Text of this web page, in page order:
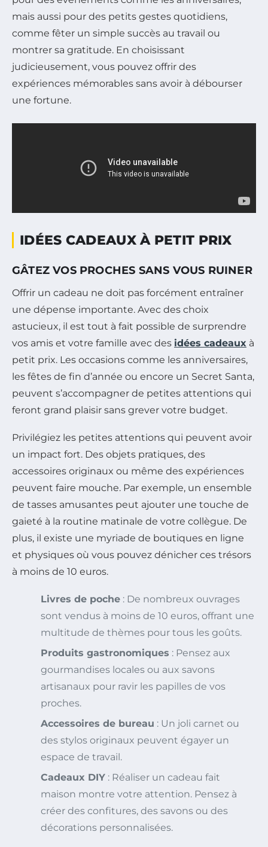
mais aussi pour des petits gestes quotidiens,
comme fêter un simple succès au travail ou
montrer sa gratitude. En choisissant
judicieusement, vous pouvez offrir des
expériences mémorables sans avoir à débourser
une fortune.
IDÉES CADEAUX À PETIT PRIX
GÂTEZ VOS PROCHES SANS VOUS RUINER
Offrir un cadeau ne doit pas forcément entraîner
une dépense importante. Avec des choix
astucieux, il est tout à fait possible de surprendre
vos amis et votre famille avec des idées cadeaux à
petit prix. Les occasions comme les anniversaires,
les fêtes de fin d’année ou encore un Secret Santa,
peuvent s’accompagner de petites attentions qui
feront grand plaisir sans grever votre budget.
Privilégiez les petites attentions qui peuvent avoir
un impact fort. Des objets pratiques, des
accessoires originaux ou même des expériences
peuvent faire mouche. Par exemple, un ensemble
de tasses amusantes peut ajouter une touche de
gaieté à la routine matinale de votre collègue. De
plus, il existe une myriade de boutiques en ligne
et physiques où vous pouvez dénicher ces trésors
à moins de 10 euros.
Livres de poche : De nombreux ouvrages
sont vendus à moins de 10 euros, offrant une
multitude de thèmes pour tous les goûts.
Produits gastronomiques : Pensez aux
gourmandises locales ou aux savons
artisanaux pour ravir les papilles de vos
proches.
Accessoires de bureau : Un joli carnet ou
des stylos originaux peuvent égayer un
espace de travail.
Cadeaux DIY : Réaliser un cadeau fait
maison montre votre attention. Pensez à
créer des confitures, des savons ou des
décorations personnalisées.